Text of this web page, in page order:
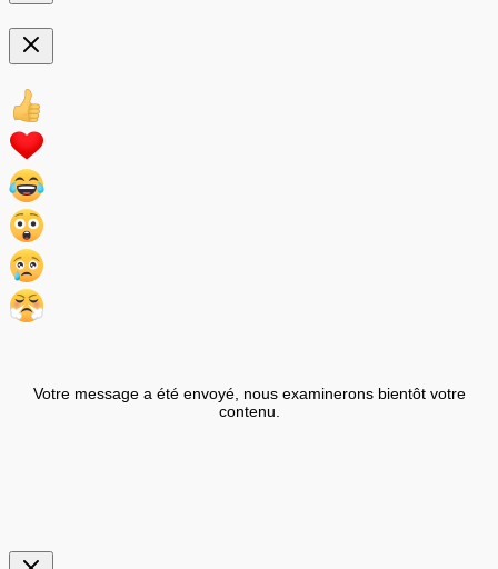
Votre message a été envoyé, nous examinerons bientôt votre
contenu.